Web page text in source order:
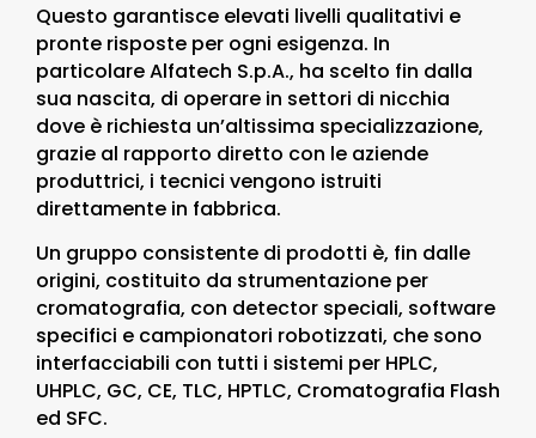
Questo garantisce elevati livelli qualitativi e
pronte risposte per ogni esigenza. In
particolare Alfatech S.p.A., ha scelto fin dalla
sua nascita, di operare in settori di nicchia
dove è richiesta un’altissima specializzazione,
grazie al rapporto diretto con le aziende
produttrici, i tecnici vengono istruiti
direttamente in fabbrica.
Un gruppo consistente di prodotti è, fin dalle
origini, costituito da strumentazione per
cromatografia, con detector speciali, software
specifici e campionatori robotizzati, che sono
interfacciabili con tutti i sistemi per HPLC,
UHPLC, GC, CE, TLC, HPTLC, Cromatografia Flash
ed SFC.